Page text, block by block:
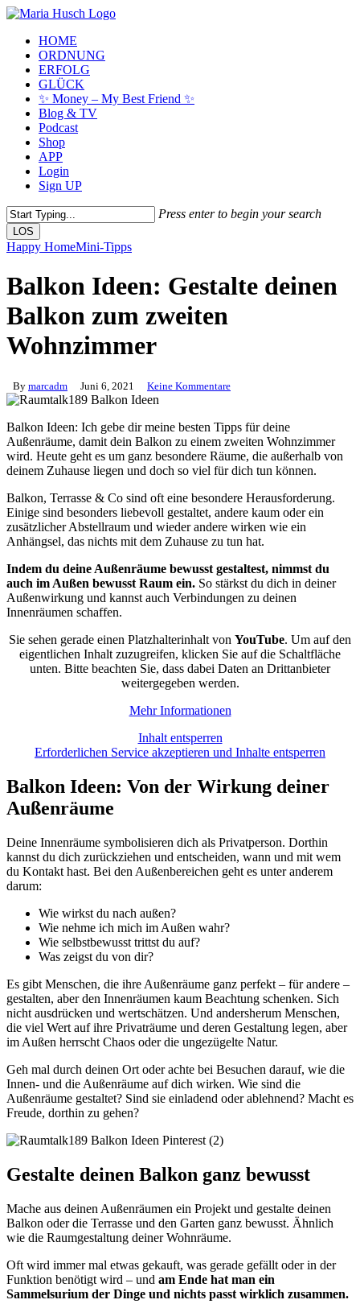
Skip
main
content
Menu
HOME
ORDNUNG
ERFOLG
GLÜCK
✨ Money – My Best Friend ✨
Blog & TV
Podcast
Shop
APP
Login
Sign UP
Press enter to begin your search
LOS
Close
Happy HomeMini-Tipps
Balkon Ideen: Gestalte deinen
Balkon zum zweiten
Wohnzimmer
By marcadm Juni 6, 2021 Keine Kommentare
Balkon Ideen: Ich gebe dir meine besten Tipps für deine
Außenräume, damit dein Balkon zu einem zweiten Wohnzimmer
wird. Heute geht es um ganz besondere Räume, die außerhalb von
deinem Zuhause liegen und doch so viel für dich tun können.
Balkon, Terrasse & Co sind oft eine besondere Herausforderung.
Einige sind besonders liebevoll gestaltet, andere kaum oder ein
zusätzlicher Abstellraum und wieder andere wirken wie ein
Anhängsel, das nichts mit dem Zuhause zu tun hat.
Indem du deine Außenräume bewusst gestaltest, nimmst du
auch im Außen bewusst Raum ein. So stärkst du dich in deiner
Außenwirkung und kannst auch Verbindungen zu deinen
Innenräumen schaffen.
Sie sehen gerade einen Platzhalterinhalt von YouTube. Um auf den
eigentlichen Inhalt zuzugreifen, klicken Sie auf die Schaltfläche
unten. Bitte beachten Sie, dass dabei Daten an Drittanbieter
weitergegeben werden.
Mehr Informationen
Inhalt entsperren
Erforderlichen Service akzeptieren und Inhalte entsperren
Balkon Ideen: Von der Wirkung deiner
Außenräume
Deine Innenräume symbolisieren dich als Privatperson. Dorthin
kannst du dich zurückziehen und entscheiden, wann und mit wem
du Kontakt hast. Bei den Außenbereichen geht es unter anderem
darum:
Wie wirkst du nach außen?
Wie nehme ich mich im Außen wahr?
Wie selbstbewusst trittst du auf?
Was zeigst du von dir?
Es gibt Menschen, die ihre Außenräume ganz perfekt – für andere –
gestalten, aber den Innenräumen kaum Beachtung schenken. Sich
nicht ausdrücken und wertschätzen. Und andersherum Menschen,
die viel Wert auf ihre Privaträume und deren Gestaltung legen, aber
im Außen herrscht Chaos oder die ungezügelte Natur.
Geh mal durch deinen Ort oder achte bei Besuchen darauf, wie die
Innen- und die Außenräume auf dich wirken. Wie sind die
Außenräume gestaltet? Sind sie einladend oder ablehnend? Macht es
Freude, dorthin zu gehen?
Gestalte deinen Balkon ganz bewusst
Mache aus deinen Außenräumen ein Projekt und gestalte deinen
Balkon oder die Terrasse und den Garten ganz bewusst. Ähnlich
wie die Raumgestaltung deiner Wohnräume.
Oft wird immer mal etwas gekauft, was gerade gefällt oder in der
Funktion benötigt wird – und am Ende hat man ein
Sammelsurium der Dinge und nichts passt wirklich zusammen.